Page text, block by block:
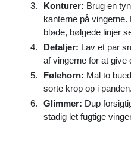
Konturer: Brug en
kanterne på
bløde, bølgede linjer
Detaljer: Lav et par
af vingerne for at give
Følehorn: Mal to
sorte krop op i panden.
Glimmer: Dup
stadig let fugtige